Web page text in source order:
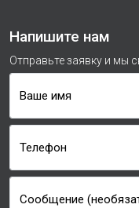
Напишите нам
Отправьте заявку и мы
Ваше имя
Телефон
Сообщение